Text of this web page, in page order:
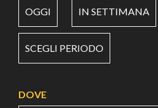
OGGI IN SETTIMANA
SCEGLI PERIODO
DOVE